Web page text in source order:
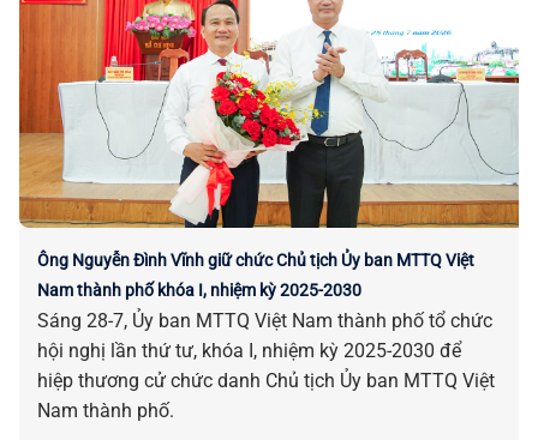
Ông Nguyễn Đình Vĩnh giữ chức Chủ tịch Ủy ban MTTQ Việt
Nam thành phố khóa I, nhiệm kỳ 2025-2030
Sáng 28-7, Ủy ban MTTQ Việt Nam thành phố tổ chức
hội nghị lần thứ tư, khóa I, nhiệm kỳ 2025-2030 để
hiệp thương cử chức danh Chủ tịch Ủy ban MTTQ Việt
Nam thành phố.